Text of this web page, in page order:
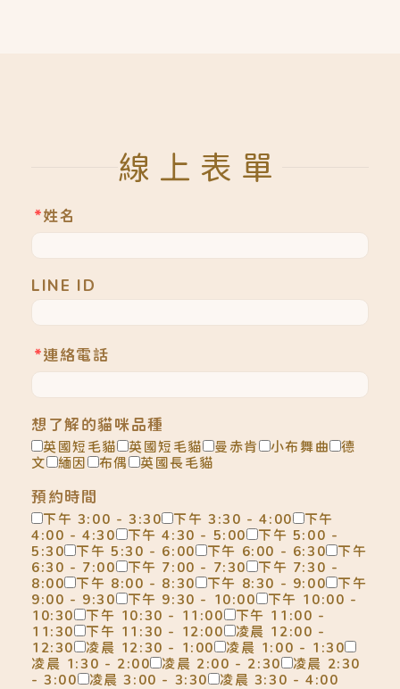
線上表單
*姓名
LINE ID
*連絡電話
想了解的貓咪品種
英國短毛貓 英國短毛貓 曼赤肯 小布舞曲
德
文
緬因 布偶 英國長毛貓
預約時間
下午 3:00 - 3:30 下午 3:30 - 4:00
下午
4:00 - 4:30
下午 4:30 - 5:00
下午 5:00 -
5:30
下午 5:30 - 6:00 下午 6:00 - 6:30
下午
6:30 - 7:00
下午 7:00 - 7:30
下午 7:30 -
8:00
下午 8:00 - 8:30 下午 8:30 - 9:00
下午
9:00 - 9:30
下午 9:30 - 10:00
下午 10:00 -
10:30
下午 10:30 - 11:00
下午 11:00 -
11:30
下午 11:30 - 12:00
凌晨 12:00 -
12:30
凌晨 12:30 - 1:00
凌晨 1:00 - 1:30
凌晨 1:30 - 2:00
凌晨 2:00 - 2:30
凌晨 2:30
- 3:00
凌晨 3:00 - 3:30 凌晨 3:30 - 4:00